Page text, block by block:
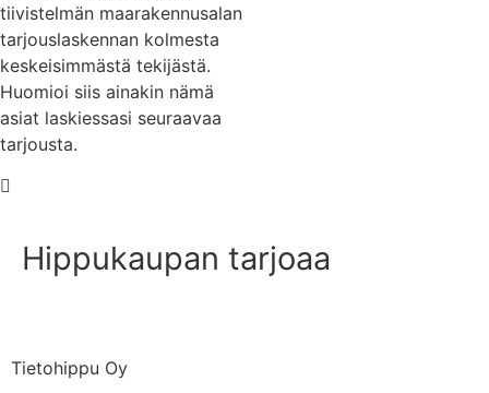
tiivistelmän maarakennusalan
tarjouslaskennan kolmesta
keskeisimmästä tekijästä.
Huomioi siis ainakin nämä
asiat laskiessasi seuraavaa
tarjousta.
Hippukaupan tarjoaa
Tietohippu Oy